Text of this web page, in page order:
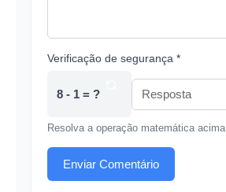
Verificação de segurança *
8 - 1 = ?
Resolva a operação matemática acima
Enviar Comentário